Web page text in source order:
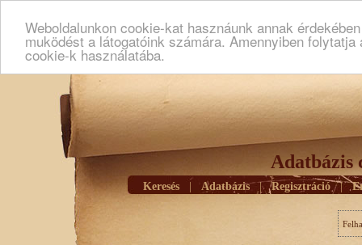
Weboldalunkon cookie-kat hasznáunk annak
muködést a látogatóink számára. Amennyiben
cookie-k használatába.
Adatbázis
Keresés Adatbázis | Regisztráció |